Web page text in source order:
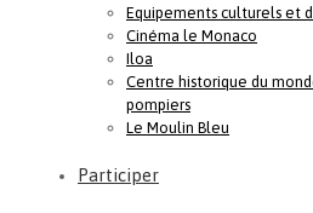
Equipements culturels et
Cinéma le Monaco
Iloa
Centre historique du
pompiers
Le Moulin Bleu
Participer